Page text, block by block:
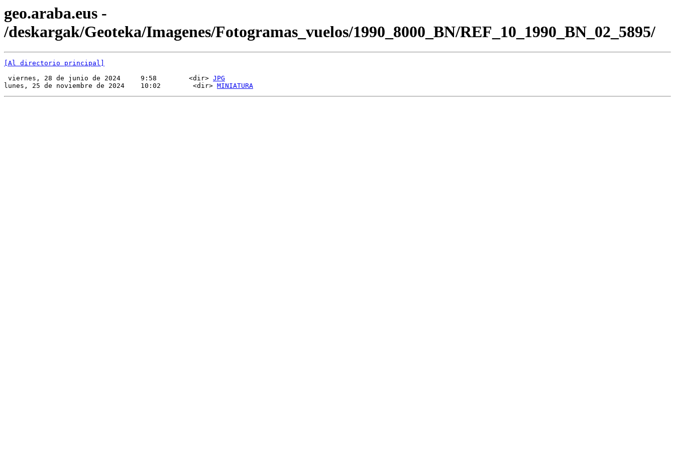
geo.araba.eus -
/deskargak/Geoteka/Imagenes/Fotogramas_vuelos/1990_8000_BN/REF_10_1990_BN_02_5895/
[Al directorio principal]
viernes, 28 de junio de 2024     9:58        <dir> JPG
lunes, 25 de noviembre de 2024    10:02        <dir> MINIATURA